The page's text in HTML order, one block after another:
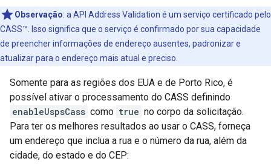
Observação: a API Address Validation é um serviço certificado pelo
CASS™. Isso significa que o serviço é confirmado por sua capacidade
de preencher informações de endereço ausentes, padronizar e
atualizar para o endereço mais atual e preciso.
Somente para as regiões dos EUA e de Porto Rico, é
possível ativar o processamento do CASS definindo
enableUspsCass como true no corpo da solicitação.
Para ter os melhores resultados ao usar o CASS, forneça
um endereço que inclua a rua e o número da rua, além da
cidade, do estado e do CEP: